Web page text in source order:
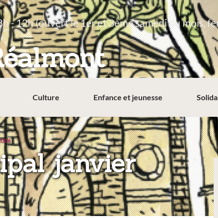
- 12h (ouvert le 1er et 3ème samedi du mois,
Culture Enfance et jeunesse
janvier